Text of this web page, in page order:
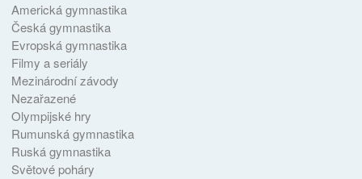
Americká gymnastika
Česká gymnastika
Evropská gymnastika
Filmy a seriály
Mezinárodní závody
Nezařazené
Olympijské hry
Rumunská gymnastika
Ruská gymnastika
Světové poháry